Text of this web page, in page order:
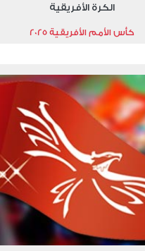
الكرة الأفريقية
كأس الأمم الأفريقية 2025